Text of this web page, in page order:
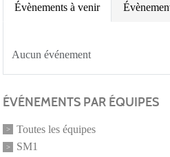
Évènements à venir
Aucun événement
ÉVÉNEMENTS PAR ÉQUIPES
Toutes les équipes
SM1